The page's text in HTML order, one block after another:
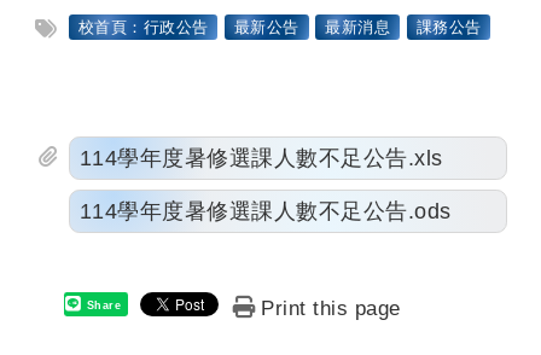
標籤：
校首頁：行政公告 最新公告 最新消息 課務公告
114學年度暑修選課人數不足公告.xls
114學年度暑修選課人數不足公告.ods
Share Print this page